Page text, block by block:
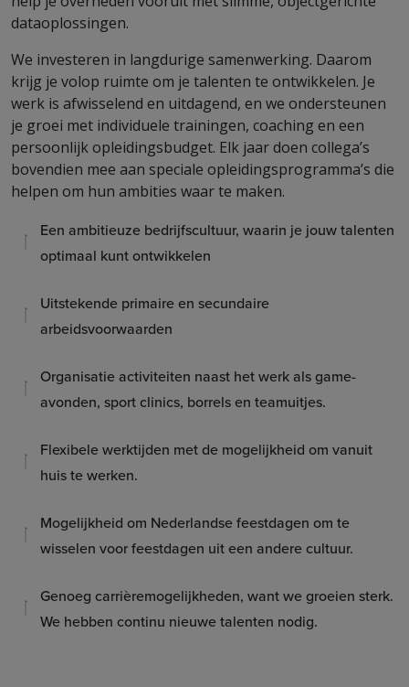
dataoplossingen.
We investeren in langdurige samenwerking. Daarom
krijg je volop ruimte om je talenten te ontwikkelen. Je
werk is afwisselend en uitdagend, en we ondersteunen
je groei met individuele trainingen, coaching en een
persoonlijk opleidingsbudget. Elk jaar doen collega’s
bovendien mee aan speciale opleidingsprogramma’s die
helpen om hun ambities waar te maken.
Een ambitieuze bedrijfscultuur, waarin je jouw talenten
optimaal kunt ontwikkelen
Uitstekende primaire en secundaire
arbeidsvoorwaarden
Organisatie activiteiten naast het werk als game-
avonden, sport clinics, borrels en teamuitjes.
Flexibele werktijden met de mogelijkheid om vanuit
huis te werken.
Mogelijkheid om Nederlandse feestdagen om te
wisselen voor feestdagen uit een andere cultuur.
Genoeg carrièremogelijkheden, want we groeien sterk.
We hebben continu nieuwe talenten nodig.